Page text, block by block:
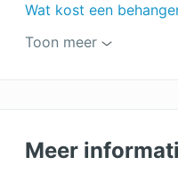
Wat kost een
Plafond schilderen
Toon meer
Meer